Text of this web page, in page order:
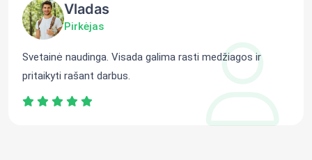
Vladas
Pirkėjas
Svetainė naudinga. Visada galima rasti medžiagos ir
pritaikyti rašant darbus.